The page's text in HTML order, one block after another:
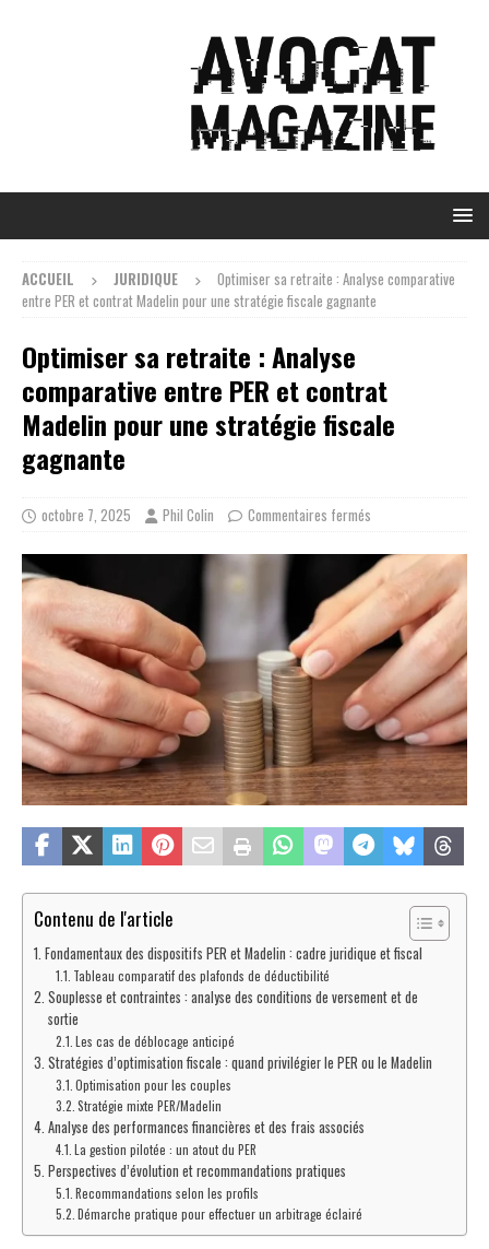
ACCUEIL JURIDIQUE
Optimiser sa retraite : Analyse comparative
entre PER et contrat Madelin pour une stratégie fiscale gagnante
Optimiser sa retraite : Analyse
comparative entre PER et contrat
Madelin pour une stratégie fiscale
gagnante
octobre 7, 2025 Phil Colin Commentaires fermés
Contenu de l'article
Fondamentaux des dispositifs PER et Madelin : cadre juridique et fiscal
Tableau comparatif des plafonds de déductibilité
Souplesse et contraintes : analyse des conditions de versement et de
sortie
Les cas de déblocage anticipé
Stratégies d’optimisation fiscale : quand privilégier le PER ou le Madelin
Optimisation pour les couples
Stratégie mixte PER/Madelin
Analyse des performances financières et des frais associés
La gestion pilotée : un atout du PER
Perspectives d’évolution et recommandations pratiques
Recommandations selon les profils
Démarche pratique pour effectuer un arbitrage éclairé